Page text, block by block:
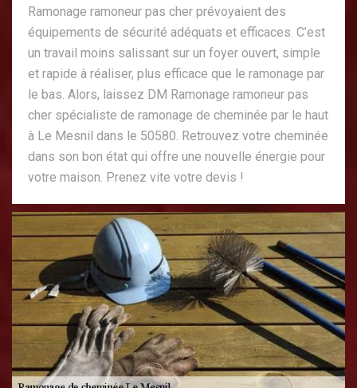
Ramonage ramoneur pas cher prévoyaient des
équipements de sécurité adéquats et efficaces. C’est
un travail moins salissant sur un foyer ouvert, simple
et rapide à réaliser, plus efficace que le ramonage par
le bas. Alors, laissez DM Ramonage ramoneur pas
cher spécialiste de ramonage de cheminée par le haut
à Le Mesnil dans le 50580. Retrouvez votre cheminée
dans son bon état qui offre une nouvelle énergie pour
votre maison. Prenez vite votre devis !